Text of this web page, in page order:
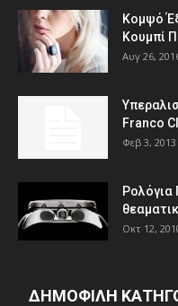
Κομψό
Κουμπί
Αυγ 26,
Franco
Φεβ 3, 2013
Ρολόγια
Οκτ 12,
ΔΗΜΟΦΙΛΗ